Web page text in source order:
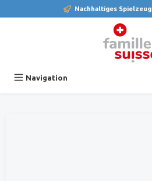
Nachhaltiges Spielzeug
Navigation